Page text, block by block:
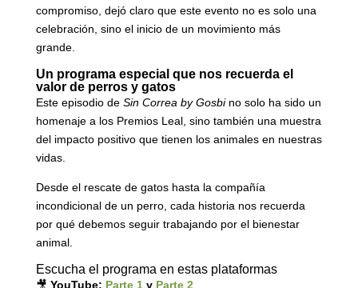
compromiso, dejó claro que este evento no es solo una
celebración, sino el inicio de un movimiento más
grande.
Un programa especial que nos recuerda el
valor de perros y gatos
Este episodio de Sin Correa by Gosbino solo ha sido un
homenaje a los Premios Leal, sino también una muestra
del impacto positivo que tienen los animales en nuestras
vidas.
Desde el rescate de gatos hasta la compañía
incondicional de un perro, cada historia nos recuerda
por qué debemos seguir trabajando por el bienestar
animal.
Escucha el programa en estas plataformas
🎥 YouTube: Parte 1y Parte 2